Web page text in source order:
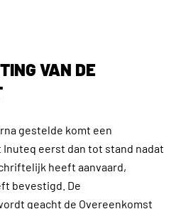
VAN DE
gestelde komt een
eerst dan tot stand nadat
heeft aanvaard,
bevestigd. De
geacht de Overeenkomst